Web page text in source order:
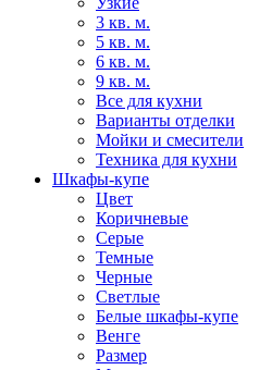
3 кв. м.
5 кв. м.
6 кв. м.
9 кв. м.
Все для кухни
Варианты отделки
Мойки и смесители
Техника для кухни
Шкафы-купе
Цвет
Коричневые
Серые
Темные
Черные
Светлые
Белые шкафы-купе
Венге
Размер